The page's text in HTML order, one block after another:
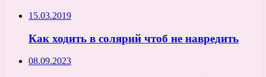
15.03.2019
Как ходить в солярий чтоб не навредить
08.09.2023